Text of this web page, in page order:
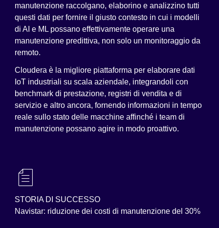
manutenzione raccolgano, elaborino e analizzino tutti
questi dati per fornire il giusto contesto in cui i modelli
di AI e ML possano effettivamente operare una
manutenzione predittiva, non solo un monitoraggio da
remoto.
Cloudera è la migliore piattaforma per elaborare dati
IoT industriali su scala aziendale, integrandoli con
benchmark di prestazione, registri di vendita e di
servizio e altro ancora, fornendo informazioni in tempo
reale sullo stato delle macchine affinché i team di
manutenzione possano agire in modo proattivo.
STORIA DI SUCCESSO
Navistar: riduzione dei costi di manutenzione del 30%